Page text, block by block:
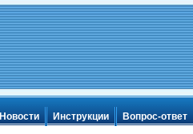
Новости Инструкции Вопрос-ответ